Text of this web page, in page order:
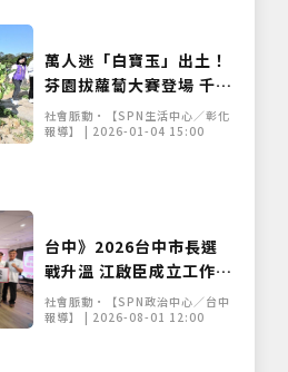
萬人迷「白寶玉」出土！
芬園拔蘿蔔大賽登場 千人
下田搶好彩頭
社會脈動•【SPN生活中心／彰化
報導】 | 2026-01-04 15:00
台中》2026台中市長選
戰升溫 江啟臣成立工作
站、何欣純組競選委員會
社會脈動•【SPN政治中心／台中
報導】 | 2026-08-01 12:00